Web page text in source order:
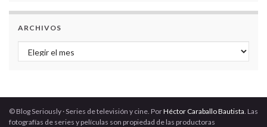
ARCHIVOS
Archivos
© Blog Seriously · Series de televisión y cine. PorHéctor Caraballo Bautista . Las
fotografías de series y películas son propiedad de las productoras